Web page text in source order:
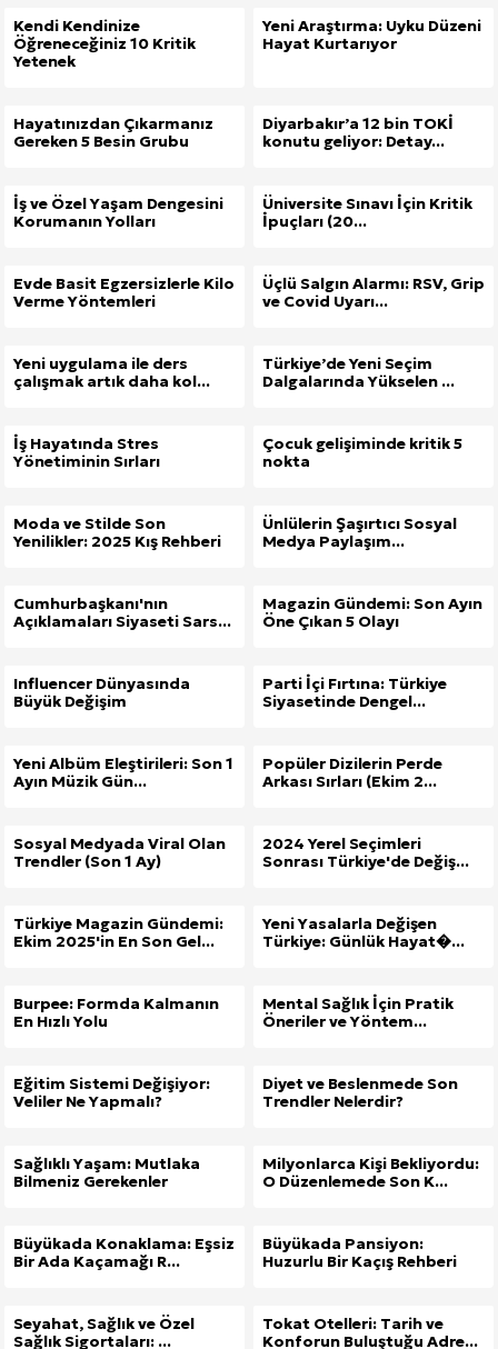
Kendi Kendinize
Öğreneceğiniz 10 Kritik
Yetenek
Yeni Araştırma: Uyku Düzeni
Hayat Kurtarıyor
Hayatınızdan Çıkarmanız
Gereken 5 Besin Grubu
Diyarbakır’a 12 bin TOKİ
konutu geliyor: Detay...
İş ve Özel Yaşam Dengesini
Korumanın Yolları
Üniversite Sınavı İçin Kritik
İpuçları (20...
Evde Basit Egzersizlerle Kilo
Verme Yöntemleri
Üçlü Salgın Alarmı: RSV, Grip
ve Covid Uyarı...
Yeni uygulama ile ders
çalışmak artık daha kol...
Türkiye’de Yeni Seçim
Dalgalarında Yükselen ...
İş Hayatında Stres
Yönetiminin Sırları
Çocuk gelişiminde kritik 5
nokta
Moda ve Stilde Son
Yenilikler: 2025 Kış Rehberi
Ünlülerin Şaşırtıcı Sosyal
Medya Paylaşım...
Cumhurbaşkanı'nın
Açıklamaları Siyaseti Sars...
Magazin Gündemi: Son Ayın
Öne Çıkan 5 Olayı
Influencer Dünyasında
Büyük Değişim
Parti İçi Fırtına: Türkiye
Siyasetinde Dengel...
Yeni Albüm Eleştirileri: Son 1
Ayın Müzik Gün...
Popüler Dizilerin Perde
Arkası Sırları (Ekim 2...
Sosyal Medyada Viral Olan
Trendler (Son 1 Ay)
2024 Yerel Seçimleri
Sonrası Türkiye'de Değiş...
Türkiye Magazin Gündemi:
Ekim 2025'in En Son Gel...
Yeni Yasalarla Değişen
Türkiye: Günlük Hayat�...
Burpee: Formda Kalmanın
En Hızlı Yolu
Mental Sağlık İçin Pratik
Öneriler ve Yöntem...
Eğitim Sistemi Değişiyor:
Veliler Ne Yapmalı?
Diyet ve Beslenmede Son
Trendler Nelerdir?
Sağlıklı Yaşam: Mutlaka
Bilmeniz Gerekenler
Milyonlarca Kişi Bekliyordu:
O Düzenlemede Son K...
Büyükada Konaklama: Eşsiz
Bir Ada Kaçamağı R...
Büyükada Pansiyon:
Huzurlu Bir Kaçış Rehberi
Seyahat, Sağlık ve Özel
Sağlık Sigortaları: ...
Tokat Otelleri: Tarih ve
Konforun Buluştuğu Adre...